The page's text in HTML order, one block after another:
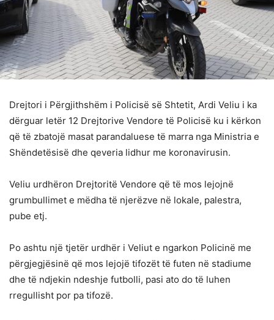
Drejtori i Përgjithshëm i Policisë së Shtetit, Ardi Veliu i ka
dërguar letër 12 Drejtorive Vendore të Policisë ku i kërkon
që të zbatojë masat parandaluese të marra nga Ministria e
Shëndetësisë dhe qeveria lidhur me koronavirusin.
Veliu urdhëron Drejtoritë Vendore që të mos lejojnë
grumbullimet e mëdha të njerëzve në lokale, palestra,
pube etj.
Po ashtu një tjetër urdhër i Veliut e ngarkon Policinë me
përgjegjësinë që mos lejojë tifozët të futen në stadiume
dhe të ndjekin ndeshje futbolli, pasi ato do të luhen
rregullisht por pa tifozë.